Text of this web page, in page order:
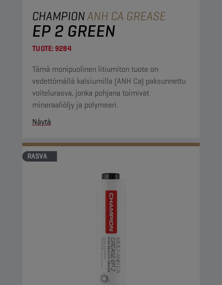
CHAMPIONANH CA GREASE
EP 2 GREEN
TUOTE: 9284
Tämä monipuolinen litiumiton tuote on
vedettömällä kalsiumilla (ANH Ca) paksunnettu
voitelurasva, jonka pohjana toimivat
mineraaliöljy ja polymeeri.
Näytä
RASVA